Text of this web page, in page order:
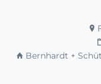
Bernhardt +